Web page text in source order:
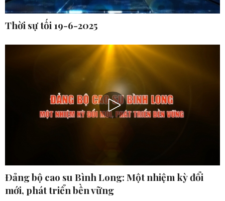
Thời sự tối 19-6-2025
Ðảng bộ cao su Bình Long: Một nhiệm kỳ đổi
mới, phát triển bền vững